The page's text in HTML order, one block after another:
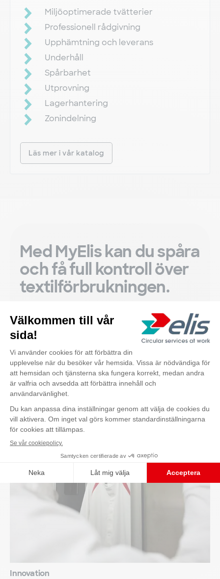
Miljöoptimerade tvätterier
Professionell rådgivning
Upphämtning och leverans
Underhåll
Spårbarhet
Utprovning
Lagerhantering
Zonindelning
Läs mer i vår katalog
Med MyElis kan du spåra
och få full kontroll över
textilförbrukningen.
Läs mer om MyElis
Upptäck också
Innovation
Kontakta oss